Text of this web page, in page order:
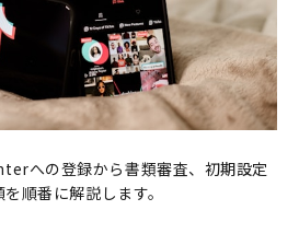
への登録から書類審査、初期設定
順番に解説します。